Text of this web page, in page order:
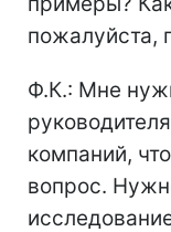
пожалуйста,
Ф.К.: Мне
компаний,
вопрос.